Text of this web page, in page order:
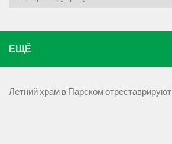
ЕЩЁ
Летний храм в Парском отреставрируют